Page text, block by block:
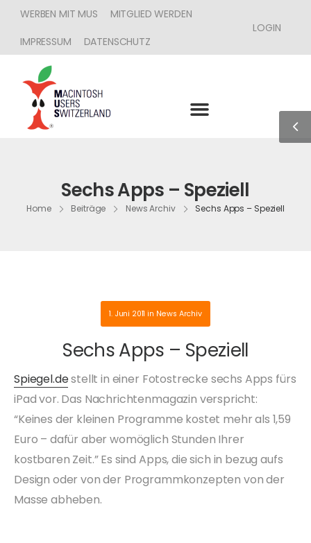
WERBEN MIT MUS
MITGLIED WERDEN
IMPRESSUM
DATENSCHUTZ
LOGIN
Sechs Apps – Speziell
Home Beiträge News Archiv Sechs Apps – Speziell
1. Juni 2011 in News Archiv
Sechs Apps – Speziell
Spiegel.destellt in einer Fotostrecke sechs Apps fürs
iPad vor. Das Nachrichtenmagazin verspricht:
“Keines der kleinen Programme kostet mehr als 1,59
Euro – dafür aber womöglich Stunden Ihrer
kostbaren Zeit.” Es sind Apps, die sich in bezug aufs
Design oder von der Programmkonzepten von der
Masse abheben.